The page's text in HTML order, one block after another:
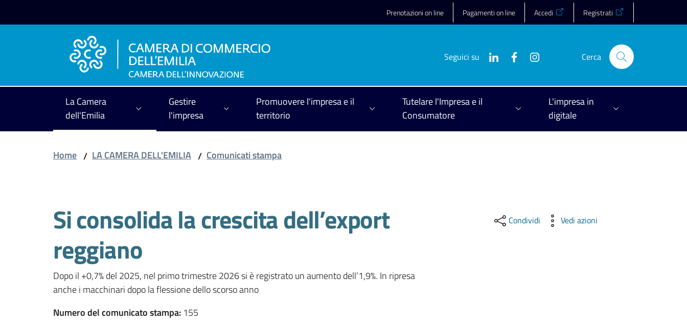
Prenotazioni on line Pagamenti on line Accedi Registrati
Seguici su Cerca
La Camera
dell'Emilia
Gestire
l'impresa
Promuovere l'impresa e il
territorio
Tutelare l'Impresa e il
Consumatore
L'impresa in
digitale
Home / LA CAMERA DELL'EMILIA / Comunicati stampa
Si consolida la crescita dell’export
reggiano
Dopo il +0,7% del 2025, nel primo trimestre 2026 si è registrato un aumento dell’1,9%. In ripresa
anche i macchinari dopo la flessione dello scorso anno
Numero del comunicato stampa: 155
Condividi Vedi azioni